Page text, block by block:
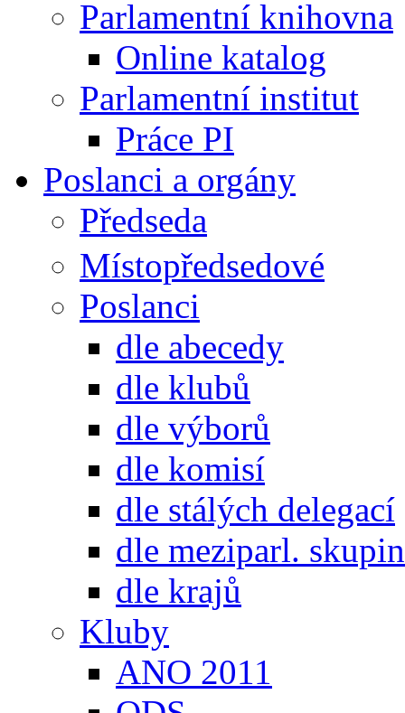
Parlamentní knihovna
Online katalog
Parlamentní institut
Práce PI
Poslanci a orgány
Předseda
Místopředsedové
Poslanci
dle abecedy
dle klubů
dle výborů
dle komisí
dle stálých delegací
dle meziparl. skupin
dle krajů
Kluby
ANO 2011